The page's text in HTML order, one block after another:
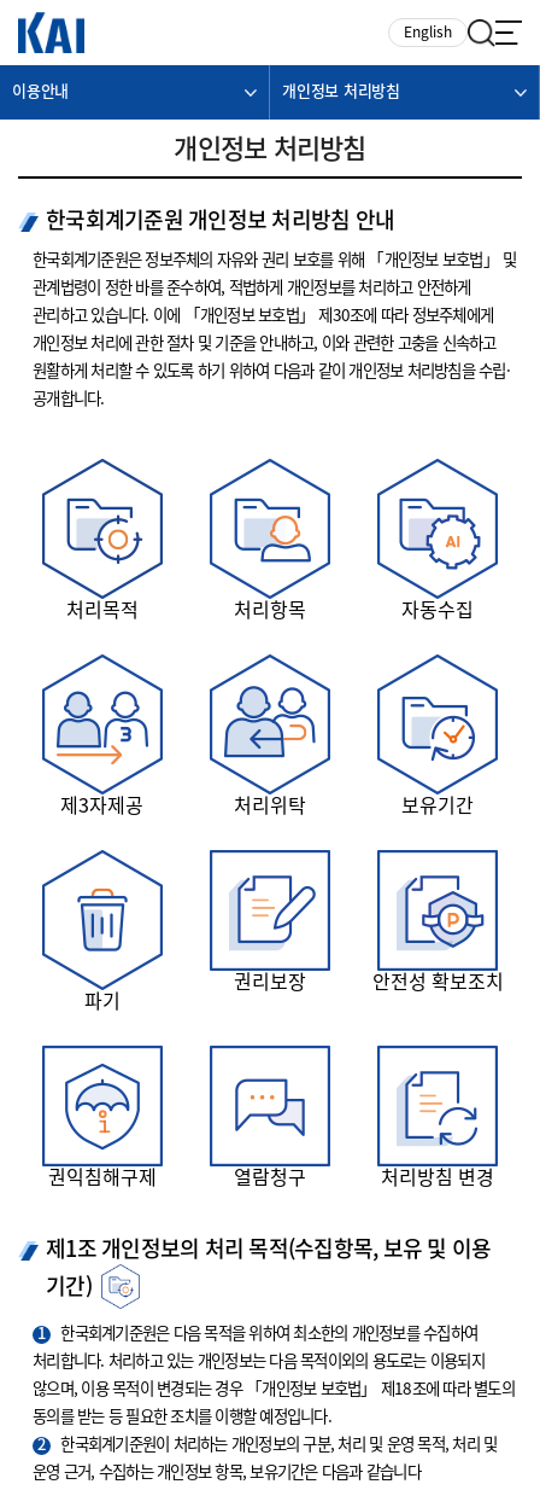
English
이용안내 개인정보 처리방침
개인정보 처리방침
한국회계기준원 개인정보 처리방침 안내
한국회계기준원은 정보주체의 자유와 권리 보호를 위해 「개인정보 보호법」 및
관계법령이 정한 바를 준수하여, 적법하게 개인정보를 처리하고 안전하게
관리하고 있습니다. 이에 「개인정보 보호법」 제30조에 따라 정보주체에게
개인정보 처리에 관한 절차 및 기준을 안내하고, 이와 관련한 고충을 신속하고
원활하게 처리할 수 있도록 하기 위하여 다음과 같이 개인정보 처리방침을 수립·
공개합니다.
처리목적 처리항목 자동수집
제3자제공 처리위탁 보유기간
파기
권리보장 안전성 확보조치
권익침해구제 열람청구 처리방침 변경
제1조 개인정보의 처리 목적(수집항목, 보유 및 이용
기간)
1
한국회계기준원은 다음 목적을 위하여 최소한의 개인정보를 수집하여
처리합니다. 처리하고 있는 개인정보는 다음 목적이외의 용도로는 이용되지
않으며, 이용 목적이 변경되는 경우 「개인정보 보호법」 제18조에 따라 별도의
동의를 받는 등 필요한 조치를 이행할 예정입니다.
2
한국회계기준원이 처리하는 개인정보의 구분, 처리 및 운영 목적, 처리 및
운영 근거, 수집하는 개인정보 항목, 보유기간은 다음과 같습니다